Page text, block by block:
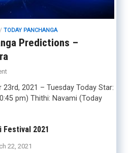
TODAY PANCHANGA
Predictions –
23rd, 2021 – Tuesday Today Star:
pm) Thithi: Navami (Today
Festival 2021
22, 2021